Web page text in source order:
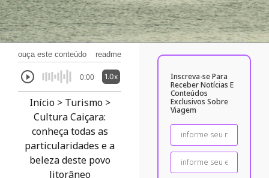
ouça este conteúdo readme
0:00 1.0x
Início> Turismo>
Cultura Caiçara:
conheça todas as
particularidades e a
beleza deste povo
litorâneo
Inscreva-se Para
Receber Notícias E
Conteúdos
Exclusivos Sobre
Viagem